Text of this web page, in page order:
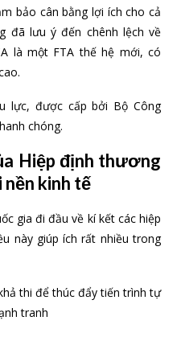
bảo cân bằng lợi ích cho cả
đã lưu ý đến chênh lệch về
là một FTA thế hệ mới, có
lực, được cấp bởi Bộ Công
chóng.
Hiệp định thương
kinh tế
gia đi đầu về kí kết các hiệp
này giúp ích rất nhiều trong
thi để thúc đẩy tiến trình tự
tranh